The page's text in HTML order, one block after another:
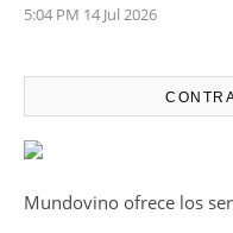
5:04 PM 14 Jul 2026
Mundovino ofrece los